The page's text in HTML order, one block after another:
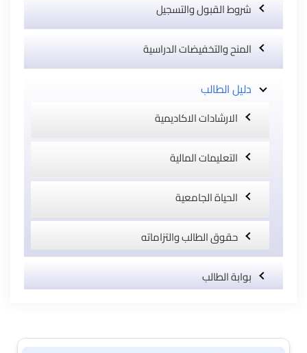
شروط القبول والتسجيل
المنح والتخفيضات الدراسية
دليل الطالب
الارشادات الاكاديمية
التعليمات المالية
الحياة الجامعية
حقوق الطالب والتزاماته
بوابة الطالب